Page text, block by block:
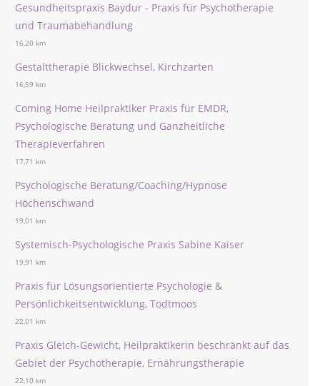
Gesundheitspraxis Baydur - Praxis für Psychotherapie
und Traumabehandlung
16,20 km
Gestalttherapie Blickwechsel, Kirchzarten
16,59 km
Coming Home Heilpraktiker Praxis für EMDR,
Psychologische Beratung und Ganzheitliche
Therapieverfahren
17,71 km
Psychologische Beratung/Coaching/Hypnose
Höchenschwand
19,01 km
Systemisch-Psychologische Praxis Sabine Kaiser
19,91 km
Praxis für Lösungsorientierte Psychologie &
Persönlichkeitsentwicklung, Todtmoos
22,01 km
Praxis Gleich-Gewicht, Heilpraktikerin beschränkt auf das
Gebiet der Psychotherapie, Ernährungstherapie
22,10 km